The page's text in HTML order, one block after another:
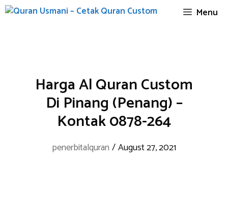
Skip
Menu
Harga Al Quran Custom
Di Pinang (Penang) –
Kontak 0878-264
penerbitalquran /August 27, 2021